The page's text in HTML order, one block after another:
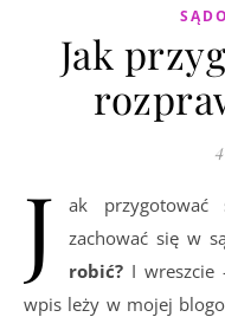
Jak
J
ak przygotować
zachować się w
robić? I wreszcie
wpis leży w mojej